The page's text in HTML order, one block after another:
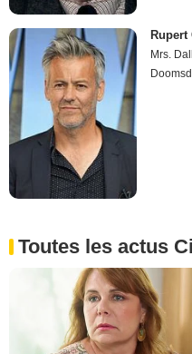
Rupert
Mrs.
Toutes les actus